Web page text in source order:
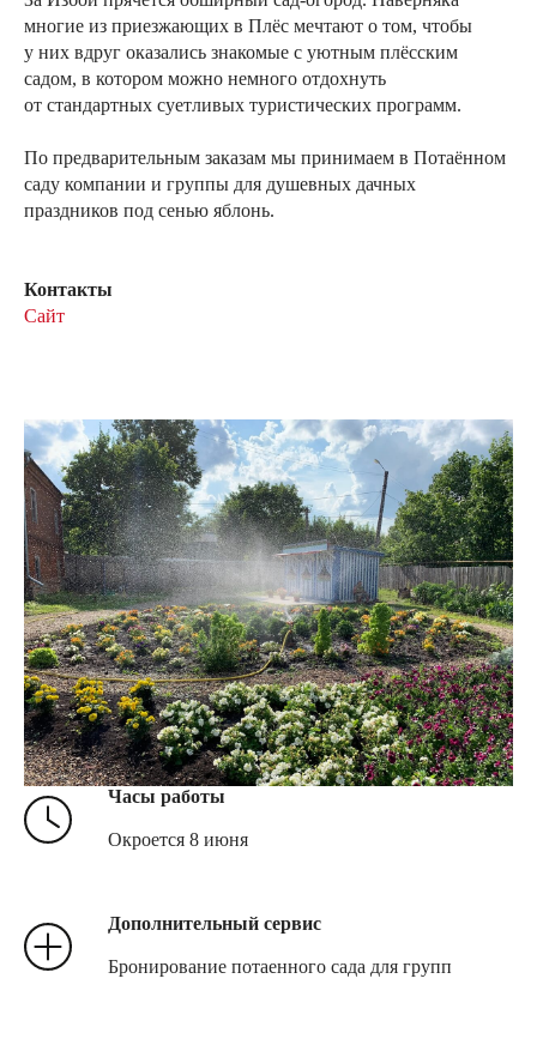
многие из приезжающих в Плёс мечтают о том, чтобы
у них вдруг оказались знакомые с уютным плёсским
садом, в котором можно немного отдохнуть
от стандартных суетливых туристических программ.
По предварительным заказам мы принимаем в Потаённом
саду компании и группы для душевных дачных
праздников под сенью яблонь.
Контакты
Сайт
Часы работы
Окроется 8 июня
Дополнительный сервис
Бронирование потаенного сада для групп